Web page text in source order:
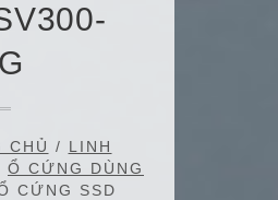
CHỦ / LINH
Ổ CỨNG DÙNG
CỨNG SSD